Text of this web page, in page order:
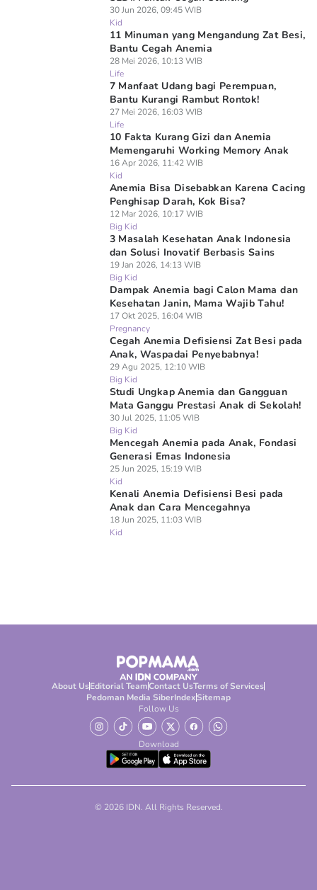
30 Jun 2026, 09:45 WIB
Kid
11 Minuman yang Mengandung Zat Besi,
Bantu Cegah Anemia
28 Mei 2026, 10:13 WIB
Life
7 Manfaat Udang bagi Perempuan,
Bantu Kurangi Rambut Rontok!
27 Mei 2026, 16:03 WIB
Life
10 Fakta Kurang Gizi dan Anemia
Memengaruhi Working Memory Anak
16 Apr 2026, 11:42 WIB
Kid
Anemia Bisa Disebabkan Karena Cacing
Penghisap Darah, Kok Bisa?
12 Mar 2026, 10:17 WIB
Big Kid
3 Masalah Kesehatan Anak Indonesia
dan Solusi Inovatif Berbasis Sains
19 Jan 2026, 14:13 WIB
Big Kid
Dampak Anemia bagi Calon Mama dan
Kesehatan Janin, Mama Wajib Tahu!
17 Okt 2025, 16:04 WIB
Pregnancy
Cegah Anemia Defisiensi Zat Besi pada
Anak, Waspadai Penyebabnya!
29 Agu 2025, 12:10 WIB
Big Kid
Studi Ungkap Anemia dan Gangguan
Mata Ganggu Prestasi Anak di Sekolah!
30 Jul 2025, 11:05 WIB
Big Kid
Mencegah Anemia pada Anak, Fondasi
Generasi Emas Indonesia
25 Jun 2025, 15:19 WIB
Kid
Kenali Anemia Defisiensi Besi pada
Anak dan Cara Mencegahnya
18 Jun 2025, 11:03 WIB
Kid
About UsEditorial TeamContact UsTerms of Services
Pedoman Media SiberIndexSitemap
Follow Us
Download
© 2026 IDN. All Rights Reserved.